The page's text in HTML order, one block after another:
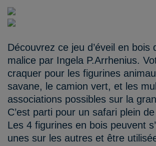
Découvrez ce jeu d’éveil en bois
malice par Ingela P.Arrhenius.
craquer pour les figurines
savane, le camion vert, et les
associations possibles sur la
C’est parti pour un safari plein
Les 4 figurines en bois peuvent
unes sur les autres et être